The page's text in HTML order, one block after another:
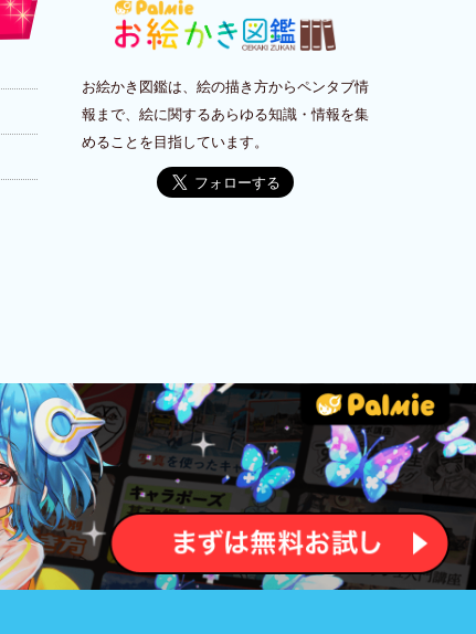
お絵かき図鑑は、絵の描き方からペンタブ情
報まで、絵に関するあらゆる知識・情報を集
めることを目指しています。